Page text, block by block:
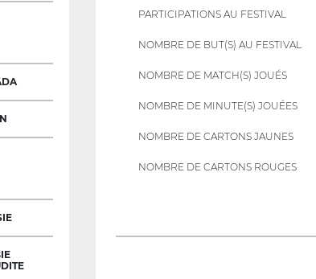
PARTICIPATIONS AU FESTIVAL
NOMBRE DE BUT(S) AU FESTIVAL
NOMBRE DE MATCH(S) JOUÉS
NOMBRE DE MINUTE(S) JOUÉES
NOMBRE DE CARTONS JAUNES
NOMBRE DE CARTONS ROUGES